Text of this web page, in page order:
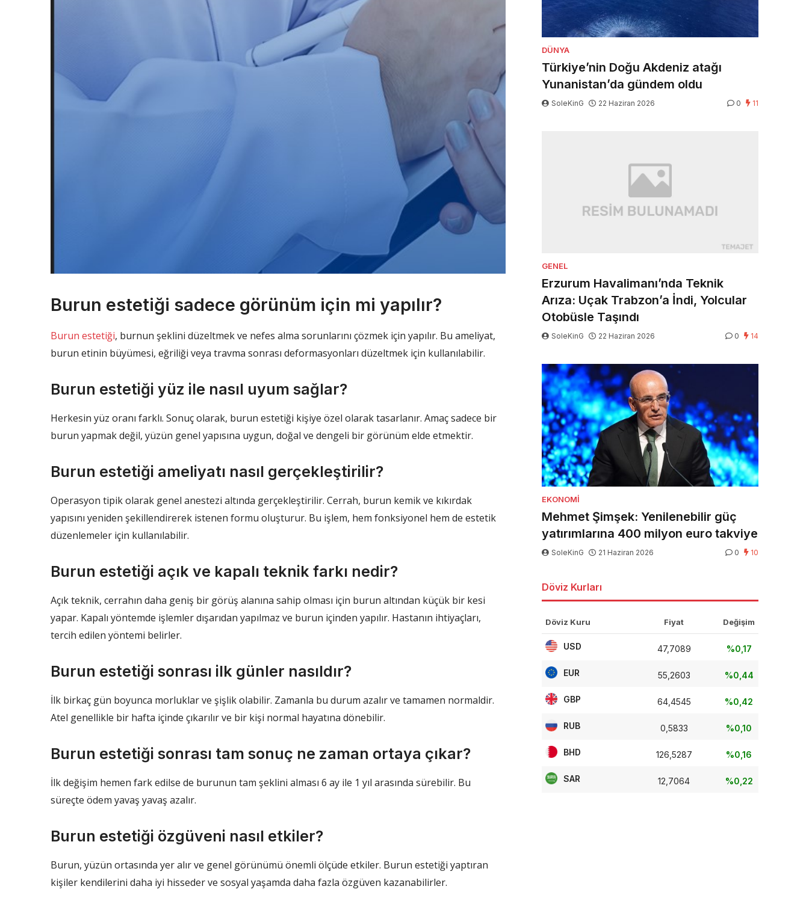
Burun estetiği sadece görünüm için mi yapılır?
Burun estetiği, burnun şeklini düzeltmek ve nefes alma sorunlarını çözmek için yapılır. Bu ameliyat,
burun etinin büyümesi, eğriliği veya travma sonrası deformasyonları düzeltmek için kullanılabilir.
Burun estetiği yüz ile nasıl uyum sağlar?
Herkesin yüz oranı farklı. Sonuç olarak, burun estetiği kişiye özel olarak tasarlanır. Amaç sadece bir
burun yapmak değil, yüzün genel yapısına uygun, doğal ve dengeli bir görünüm elde etmektir.
Burun estetiği ameliyatı nasıl gerçekleştirilir?
Operasyon tipik olarak genel anestezi altında gerçekleştirilir. Cerrah, burun kemik ve kıkırdak
yapısını yeniden şekillendirerek istenen formu oluşturur. Bu işlem, hem fonksiyonel hem de estetik
düzenlemeler için kullanılabilir.
Burun estetiği açık ve kapalı teknik farkı nedir?
Açık teknik, cerrahın daha geniş bir görüş alanına sahip olması için burun altından küçük bir kesi
yapar. Kapalı yöntemde işlemler dışarıdan yapılmaz ve burun içinden yapılır. Hastanın ihtiyaçları,
tercih edilen yöntemi belirler.
Burun estetiği sonrası ilk günler nasıldır?
İlk birkaç gün boyunca morluklar ve şişlik olabilir. Zamanla bu durum azalır ve tamamen normaldir.
Atel genellikle bir hafta içinde çıkarılır ve bir kişi normal hayatına dönebilir.
Burun estetiği sonrası tam sonuç ne zaman ortaya çıkar?
İlk değişim hemen fark edilse de burunun tam şeklini alması 6 ay ile 1 yıl arasında sürebilir. Bu
süreçte ödem yavaş yavaş azalır.
Burun estetiği özgüveni nasıl etkiler?
Burun, yüzün ortasında yer alır ve genel görünümü önemli ölçüde etkiler. Burun estetiği yaptıran
kişiler kendilerini daha iyi hisseder ve sosyal yaşamda daha fazla özgüven kazanabilirler.
DÜNYA
Türkiye’nin Doğu Akdeniz atağı
Yunanistan’da gündem oldu
SoleKinG 22 Haziran 2026 0 11
GENEL
Erzurum Havalimanı’nda Teknik
Arıza: Uçak Trabzon’a İndi, Yolcular
Otobüsle Taşındı
SoleKinG 22 Haziran 2026 0 14
EKONOMI
Mehmet Şimşek: Yenilenebilir güç
yatırımlarına 400 milyon euro takviye
SoleKinG 21 Haziran 2026 0 10
Döviz Kurları
Döviz Kuru Fiyat Değişim
USD 47,7089 %0,17
EUR 55,2603 %0,44
GBP 64,4545 %0,42
RUB 0,5833 %0,10
BHD 126,5287 %0,16
SAR 12,7064 %0,22